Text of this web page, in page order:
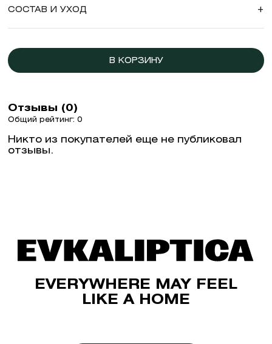
СОСТАВ И УХОД +
В КОРЗИНУ
Отзывы (0)
Общий рейтинг: 0
Никто из покупателей еще не публиковал
отзывы.
EVERYWHERE MAY FEEL
LIKE A HOME